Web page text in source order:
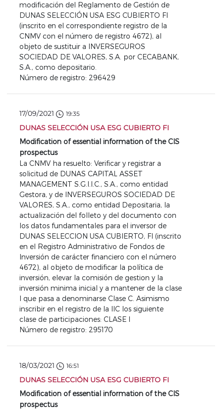
modificación del Reglamento de Gestión de
DUNAS SELECCIÓN USA ESG CUBIERTO FI
(inscrito en el correspondiente registro de la
CNMV con el número de registro 4672), al
objeto de sustituir a INVERSEGUROS
SOCIEDAD DE VALORES, S.A. por CECABANK,
S.A., como depositario.
Número de registro: 296429
17/09/2021 19:35
DUNAS SELECCIÓN USA ESG CUBIERTO FI
Modification of essential information of the CIS
prospectus
La CNMV ha resuelto: Verificar y registrar a
solicitud de DUNAS CAPITAL ASSET
MANAGEMENT S.G.I.I.C., S.A., como entidad
Gestora, y de INVERSEGUROS SOCIEDAD DE
VALORES, S.A., como entidad Depositaria, la
actualización del folleto y del documento con
los datos fundamentales para el inversor de
DUNAS SELECCION USA CUBIERTO, FI (inscrito
en el Registro Administrativo de Fondos de
Inversión de carácter financiero con el número
4672), al objeto de modificar la política de
inversión, elevar la comisión de gestion y la
inversión minima inicial y a mantener de la clase
I que pasa a denominarse Clase C. Asimismo
inscribir en el registro de la IIC los siguiente
clase de participaciones: CLASE I
Número de registro: 295170
18/03/2021 16:51
DUNAS SELECCIÓN USA ESG CUBIERTO FI
Modification of essential information of the CIS
prospectus